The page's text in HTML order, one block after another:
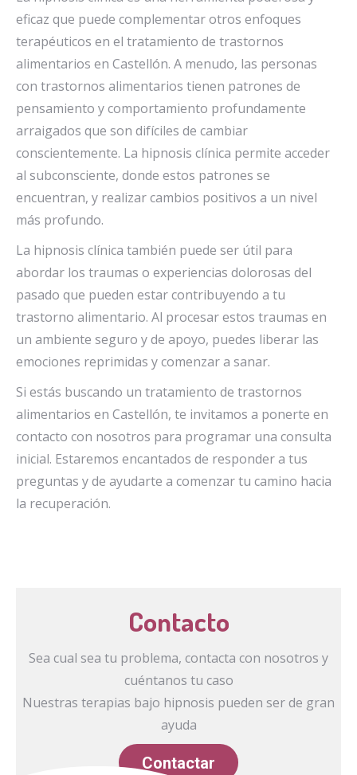
eficaz que puede complementar otros enfoques
terapéuticos en el tratamiento de trastornos
alimentarios en Castellón. A menudo, las personas
con trastornos alimentarios tienen patrones de
pensamiento y comportamiento profundamente
arraigados que son difíciles de cambiar
conscientemente. La hipnosis clínica permite acceder
al subconsciente, donde estos patrones se
encuentran, y realizar cambios positivos a un nivel
más profundo.
La hipnosis clínica también puede ser útil para
abordar los traumas o experiencias dolorosas del
pasado que pueden estar contribuyendo a tu
trastorno alimentario. Al procesar estos traumas en
un ambiente seguro y de apoyo, puedes liberar las
emociones reprimidas y comenzar a sanar.
Si estás buscando un tratamiento de trastornos
alimentarios en Castellón, te invitamos a ponerte en
contacto con nosotros para programar una consulta
inicial. Estaremos encantados de responder a tus
preguntas y de ayudarte a comenzar tu camino hacia
la recuperación.
Contacto
Sea cual sea tu problema, contacta con nosotros y
cuéntanos tu caso
Nuestras terapias bajo hipnosis pueden ser de gran
ayuda
Contactar